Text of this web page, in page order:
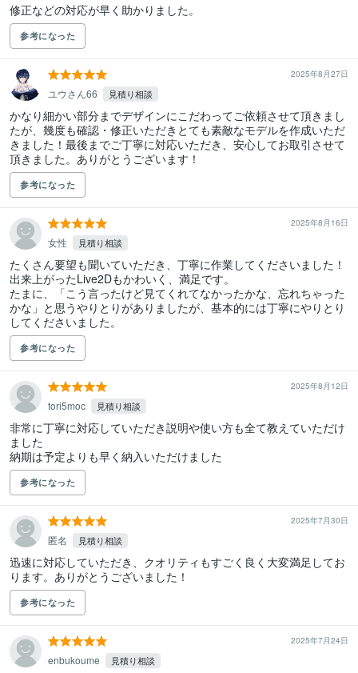
修正などの対応が早く助かりました。
参考になった
2025年8月27日
ユウさん66 見積り相談
かなり細かい部分までデザインにこだわってご依頼させて頂きまし
たが、幾度も確認・修正いただきとても素敵なモデルを作成いただ
きました！最後までご丁寧に対応いただき、安心してお取引させて
頂きました。ありがとうございます！
参考になった
2025年8月16日
女性 見積り相談
たくさん要望も聞いていただき、丁寧に作業してくださいました！
出来上がったLive2Dもかわいく、満足です。
たまに、「こう言ったけど見てくれてなかったかな、忘れちゃった
かな」と思うやりとりがありましたが、基本的には丁寧にやりとり
してくださいました。
参考になった
2025年8月12日
tori5moc 見積り相談
非常に丁寧に対応していただき説明や使い方も全て教えていただけ
ました
納期は予定よりも早く納入いただけました
参考になった
2025年7月30日
匿名 見積り相談
迅速に対応していただき、クオリティもすごく良く大変満足してお
ります。ありがとうございました！
参考になった
2025年7月24日
enbukoume 見積り相談